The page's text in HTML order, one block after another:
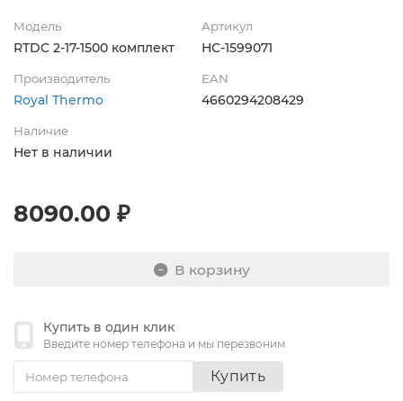
Модель
RTDC 2-17-1500 комплект
Артикул
НС-1599071
Производитель
Royal Thermo
EAN
4660294208429
Наличие
Нет в наличии
8090.00 ₽
В корзину
Купить в один клик
Введите номер телефона и мы перезвоним
Купить